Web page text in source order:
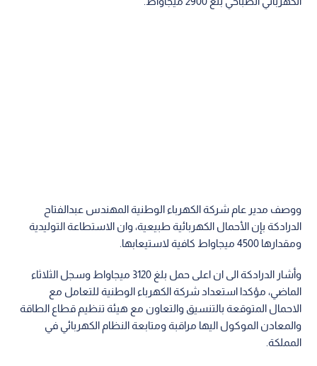
ووصف مدير عام شركة الكهرباء الوطنية المهندس عبدالفتاح
الدرادكة بإن الأحمال الكهربائية طبيعية، وان الاستطاعة التوليدية
ومقدارها 4500 ميجاواط كافية لاستيعابها.
وأشار الدرادكة الى ان اعلى حمل بلغ 3120 ميجاواط وسجل الثلاثاء
الماضي، مؤكدا استعداد شركة الكهرباء الوطنية للتعامل مع
الاحمال المتوقعة بالتنسيق والتعاون مع هيئة تنظيم قطاع الطاقة
والمعادن الموكول اليها مراقبة ومتابعة النظام الكهربائي في
المملكة.